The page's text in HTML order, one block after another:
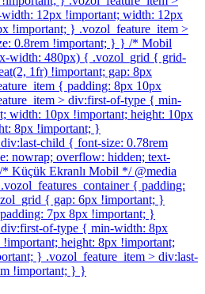
12px !important; width: 12px
!important; } .vozol_feature_item >
0.8rem !important; } } /* Mobil
width: 480px) { .vozol_grid { grid-
1fr) !important; gap: 8px
{ padding: 8px 10px
> div:first-of-type { min-
width: 10px !important; height: 10px
8px !important; }
child { font-size: 0.78rem
nowrap; overflow: hidden; text-
Küçük Ekranlı Mobil */ @media
{ padding:
{ gap: 6px !important; }
7px 8px !important; }
div:first-of-type { min-width: 8px
height: 8px !important;
} .vozol_feature_item > div:last-
!important; } }